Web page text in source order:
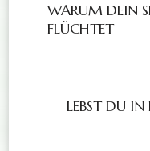
WARUM DEIN
FLÜCHTET
LEBST DU IN